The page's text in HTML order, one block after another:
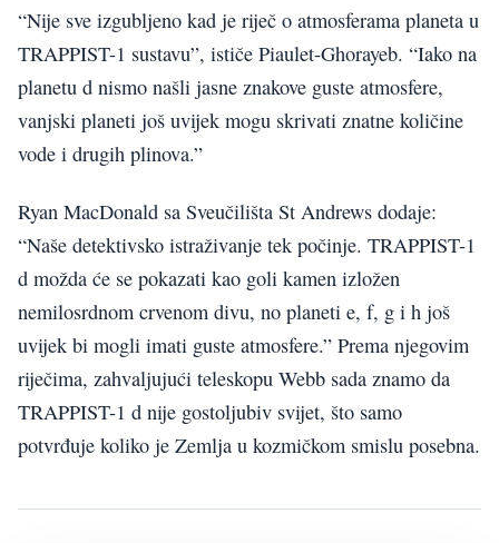
“Nije sve izgubljeno kad je riječ o atmosferama planeta u
TRAPPIST-1 sustavu”, ističe Piaulet-Ghorayeb. “Iako na
planetu d nismo našli jasne znakove guste atmosfere,
vanjski planeti još uvijek mogu skrivati znatne količine
vode i drugih plinova.”
Ryan MacDonald sa Sveučilišta St Andrews dodaje:
“Naše detektivsko istraživanje tek počinje. TRAPPIST-1
d možda će se pokazati kao goli kamen izložen
nemilosrdnom crvenom divu, no planeti e, f, g i h još
uvijek bi mogli imati guste atmosfere.” Prema njegovim
riječima, zahvaljujući teleskopu Webb sada znamo da
TRAPPIST-1 d nije gostoljubiv svijet, što samo
potvrđuje koliko je Zemlja u kozmičkom smislu posebna.